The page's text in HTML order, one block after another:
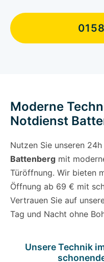
Moderne
Notdienst
Nutzen Sie unseren
Battenberg mit
Türöffnung. Wir bieten
Öffnung ab 69 € mit
Vertrauen Sie auf
Tag und Nacht ohne
Unsere Technik